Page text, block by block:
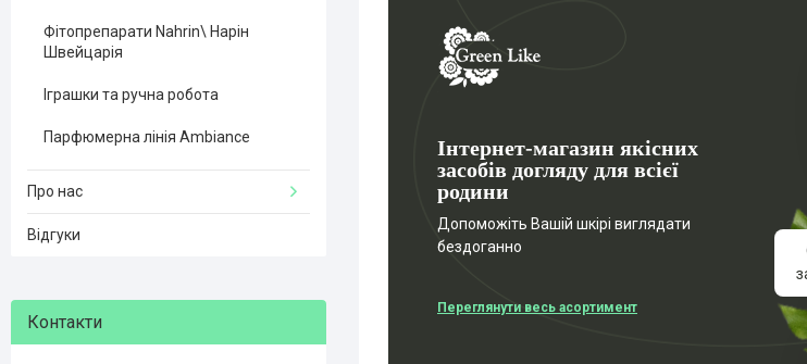
Інтернет-магазин якісних
засобів догляду для всієї
родини
Допоможіть Вашій шкірі виглядати
бездоганно
Переглянути весь асортимент
Фітопрепарати Nahrin\ Нарін
Швейцарія
Іграшки та ручна робота
Парфюмерна лінія Ambiance
Про нас
Відгуки